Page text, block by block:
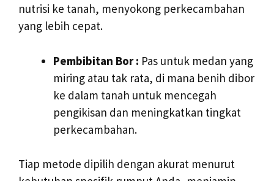
nutrisi ke tanah, menyokong perkecambahan
yang lebih cepat.
Pembibitan Bor : Pas untuk medan yang
miring atau tak rata, di mana benih dibor
ke dalam tanah untuk mencegah
pengikisan dan meningkatkan tingkat
perkecambahan.
Tiap metode dipilih dengan akurat menurut